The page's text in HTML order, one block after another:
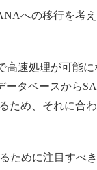
への移行を考
速処理が可能
タベースから
め、それに合
めに注目すべ